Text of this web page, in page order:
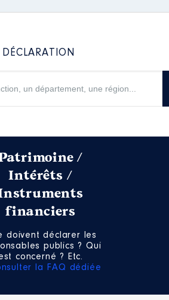
DÉCLARATION
/
Intérêts /
financiers
doivent déclarer les
publics ? Qui
concerné ? Etc.
la FAQ dédiée